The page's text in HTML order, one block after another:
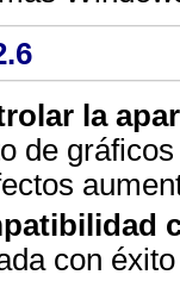
la
de
con